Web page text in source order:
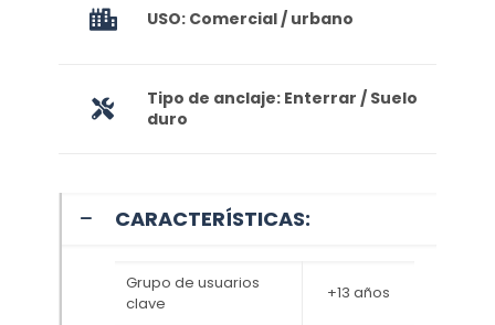
USO: Comercial / urbano
Tipo de anclaje: Enterrar / Suelo
duro
CARACTERÍSTICAS:
Grupo de usuarios
clave
+13 años